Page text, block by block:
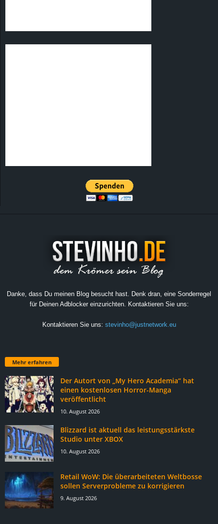
Danke, dass Du meinen Blog besucht hast. Denk dran, eine Sonderregel
für Deinen Adblocker einzurichten. Kontaktieren Sie uns:
Kontaktieren Sie uns: stevinho@justnetwork.eu
Mehr erfahren
Der Autort von „My Hero Academia“ hat
einen kostenlosen Horror-Manga
veröffentlicht
10. August 2026
Blizzard ist aktuell das leistungsstärkste
Studio unter XBOX
10. August 2026
Retail WoW: Die überarbeiteten Weltbosse
sollen Serverprobleme zu korrigieren
9. August 2026